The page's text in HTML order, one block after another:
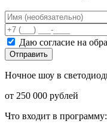
Даю согласие на
Отправить
Ночное шоу в
от 250 000 рублей
Что входит в программу: